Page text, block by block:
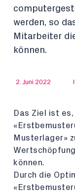
werden, so
Mitarbeiter
können.
2. Juni 2022
Das Ziel ist
Musterlager»
können.
Durch die